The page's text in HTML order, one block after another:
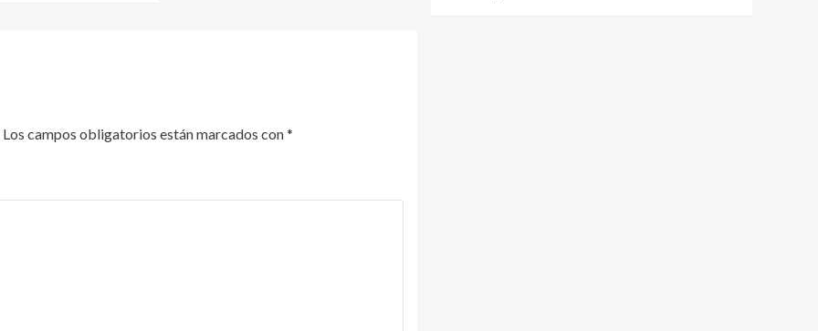
Los campos obligatorios están marcados con*